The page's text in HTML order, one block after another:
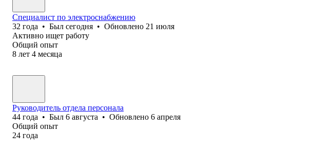
Специалист по электроснабжению
32 года • Был сегодня • Обновлено 21 июля
Активно ищет работу
Общий опыт
8 лет 4 месяца
Руководитель отдела персонала
44 года • Был 6 августа • Обновлено 6 апреля
Общий опыт
24 года